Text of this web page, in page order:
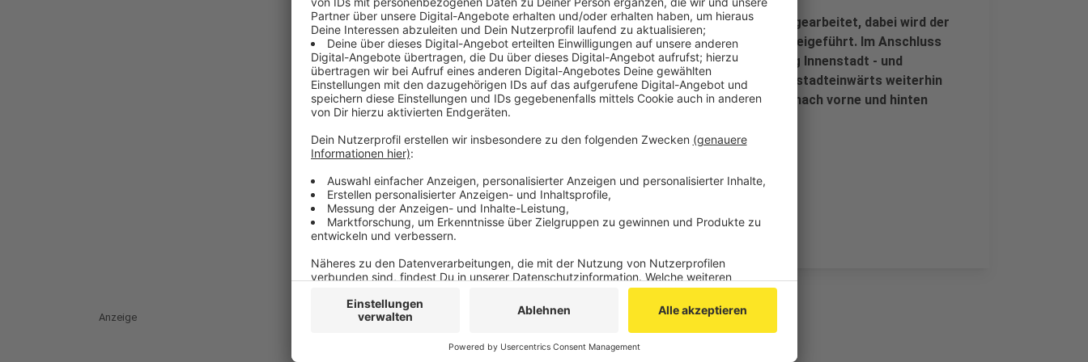
Zuerst wird auf der Breslauer Straße in Richtung Außenring gearbeitet, dabei wird der
Verkehr in jede Fahrtrichtung einspurig an der Baustelle vorbeigeführt. Im Anschluss
wechselt das Baufeld auf die andere Straßenseite in Richtung Innenstadt - und
stadtauswärts stehen dann zwei Fahrspuren zur Verfügung, stadteinwärts weiterhin
nur eine. Die beiden Bushaltestellen werden um einige Meter nach vorne und hinten
verlegt.
Montag, 12.06.2023 16:10
Anzeige
Anzeige